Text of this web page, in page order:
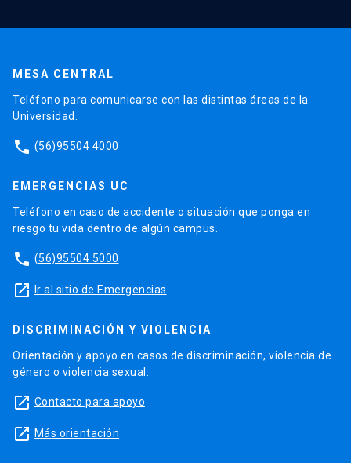
MESA CENTRAL
Teléfono para comunicarse con las distintas áreas de la
Universidad.
phone (56)95504 4000
EMERGENCIAS UC
Teléfono en caso de accidente o situación que ponga en
riesgo tu vida dentro de algún campus.
phone (56)95504 5000
launch Ir al sitio de Emergencias
DISCRIMINACIÓN Y VIOLENCIA
Orientación y apoyo en casos de discriminación, violencia de
género o violencia sexual.
launch Contacto para apoyo
launch Más orientación